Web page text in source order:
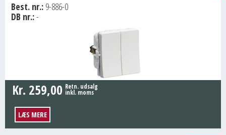
Best. nr.: 9-886-0
DB nr.:-
Kr. 259,00 Retn. udsalg
inkl. moms
LÆS MERE